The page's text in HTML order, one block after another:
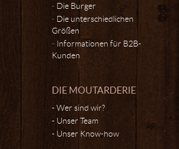
Die Burger
Die unterschiedlichen
Größen
Informationen für B2B-
Kunden
DIE MOUTARDERIE
Wer sind wir?
Unser Team
Unser Know-how